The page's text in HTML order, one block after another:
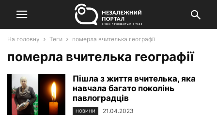
На головну Теги померла вчителька географії
померла вчителька географії
Пішла з життя вчителька, яка
навчала багато поколінь
павлоградців
НОВИНИ 21.04.2023